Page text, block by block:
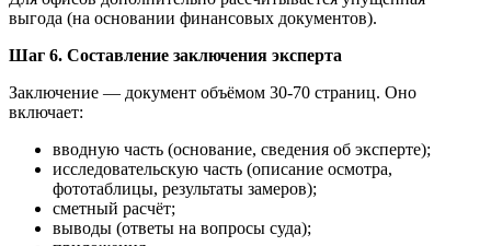
выгода (на основании финансовых документов).
Шаг 6. Составление заключения эксперта
Заключение — документ объёмом 30-70 страниц. Оно
включает:
вводную часть (основание, сведения об эксперте);
исследовательскую часть (описание осмотра,
фототаблицы, результаты замеров);
сметный расчёт;
выводы (ответы на вопросы суда);